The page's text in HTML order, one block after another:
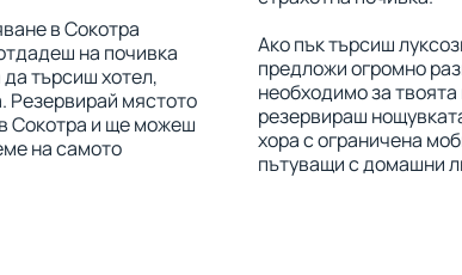
в Сокотра
на почивка
търсиш хотел,
Резервирай мястото
Сокотра и ще можеш
на самото
Ако пък търсиш
предложи огромно
необходимо за
резервираш
хора с ограничена
пътуващи с домашни